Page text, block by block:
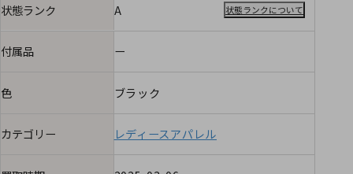
状態ランク A 状態ランクについて
付属品 ー
色 ブラック
カテゴリー レディースアパレル